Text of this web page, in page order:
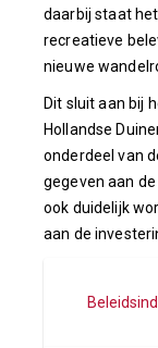
daarbij staat
recreatieve
nieuwe
Dit sluit aan bij
Hollandse
onderdeel van
gegeven aan
ook duidelijk
aan de